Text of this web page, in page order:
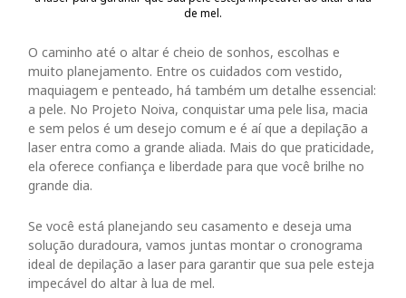
O caminho até o altar é cheio de sonhos, escolhas e
muito planejamento. Entre os cuidados com vestido,
maquiagem e penteado, há também um detalhe essencial:
a pele. No Projeto Noiva, conquistar uma pele lisa, macia
e sem pelos é um desejo comum e é aí que a depilação a
laser entra como a grande aliada. Mais do que praticidade,
ela oferece confiança e liberdade para que você brilhe no
grande dia.
Se você está planejando seu casamento e deseja uma
solução duradoura, vamos juntas montar o cronograma
ideal de depilação a laser para garantir que sua pele esteja
impecável do altar à lua de mel.